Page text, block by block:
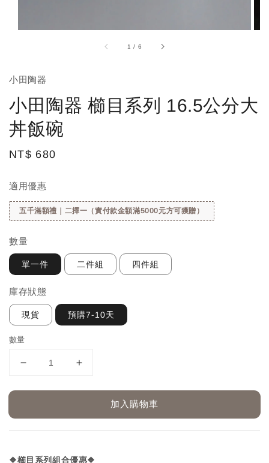
1 / 6
小田陶器
小田陶器 櫛目系列 16.5公分大
丼飯碗
Regular
NT$ 680
適用優惠
五千滿額禮｜二擇一（實付款金額滿5000元方可獲贈）
數量
單一件 二件組 四件組
庫存狀態
現貨 預購7-10天
數量
加入購物車
❖櫛目系列組合優惠❖